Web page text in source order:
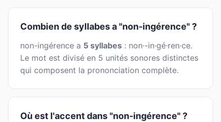
Combien de syllabes a "non-ingérence" ?
non-ingérence a 5 syllabes : non·-in·gé·ren·ce.
Le mot est divisé en 5 unités sonores distinctes
qui composent la prononciation complète.
Où est l'accent dans "non-ingérence" ?